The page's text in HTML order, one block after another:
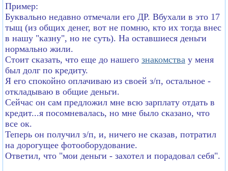
Пример:
Буквально недавно отмечали его ДР. Вбухали в это 17
тыщ (из общих денег, вот не помню, кто их тогда внес
в нашу "казну", но не суть). На оставшиеся деньги
нормально жили.
Стоит сказать, что еще до нашего знакомства у меня
был долг по кредиту.
Я его спокойно оплачиваю из своей з/п, остальное -
откладываю в общие деньги.
Сейчас он сам предложил мне всю зарплату отдать в
кредит...я посомневалась, но мне было сказано, что
все ок.
Теперь он получил з/п, и, ничего не сказав, потратил
на дорогущее фотооборудование.
Ответил, что "мои деньги - захотел и порадовал себя".